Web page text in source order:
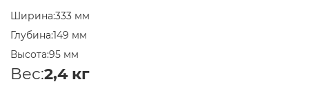
Ширина:333 мм
Глубина:149 мм
Высота:95 мм
Вес:2,4 кг